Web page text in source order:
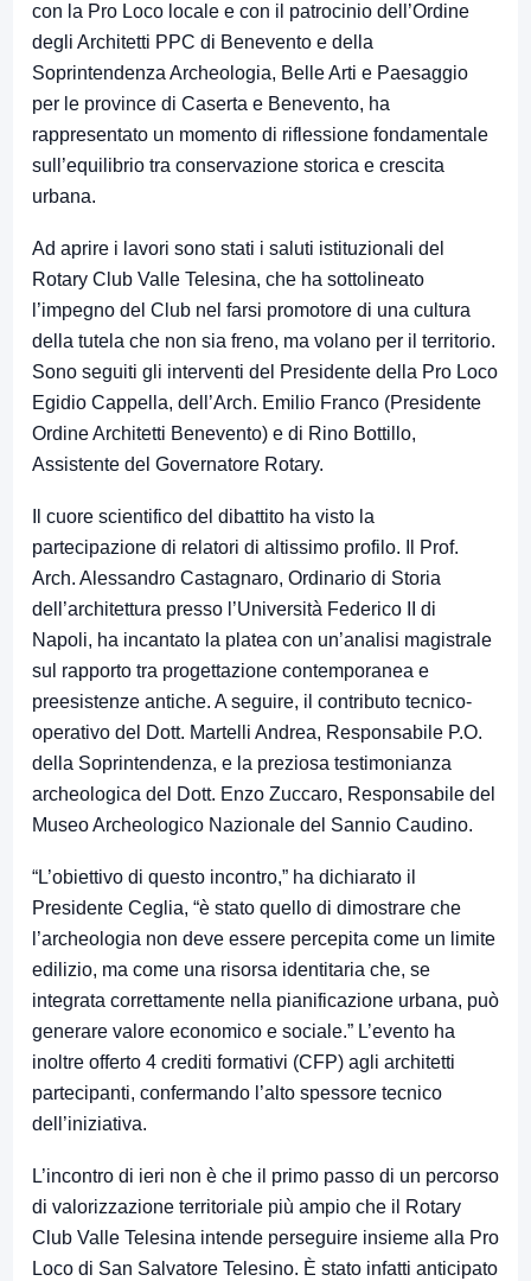
con la Pro Loco locale e con il patrocinio dell’Ordine
degli Architetti PPC di Benevento e della
Soprintendenza Archeologia, Belle Arti e Paesaggio
per le province di Caserta e Benevento, ha
rappresentato un momento di riflessione fondamentale
sull’equilibrio tra conservazione storica e crescita
urbana.
Ad aprire i lavori sono stati i saluti istituzionali del
Rotary Club Valle Telesina, che ha sottolineato
l’impegno del Club nel farsi promotore di una cultura
della tutela che non sia freno, ma volano per il territorio.
Sono seguiti gli interventi del Presidente della Pro Loco
Egidio Cappella, dell’Arch. Emilio Franco (Presidente
Ordine Architetti Benevento) e di Rino Bottillo,
Assistente del Governatore Rotary.
Il cuore scientifico del dibattito ha visto la
partecipazione di relatori di altissimo profilo. Il Prof.
Arch. Alessandro Castagnaro, Ordinario di Storia
dell’architettura presso l’Università Federico II di
Napoli, ha incantato la platea con un’analisi magistrale
sul rapporto tra progettazione contemporanea e
preesistenze antiche. A seguire, il contributo tecnico-
operativo del Dott. Martelli Andrea, Responsabile P.O.
della Soprintendenza, e la preziosa testimonianza
archeologica del Dott. Enzo Zuccaro, Responsabile del
Museo Archeologico Nazionale del Sannio Caudino.
“L’obiettivo di questo incontro,” ha dichiarato il
Presidente Ceglia, “è stato quello di dimostrare che
l’archeologia non deve essere percepita come un limite
edilizio, ma come una risorsa identitaria che, se
integrata correttamente nella pianificazione urbana, può
generare valore economico e sociale.” L’evento ha
inoltre offerto 4 crediti formativi (CFP) agli architetti
partecipanti, confermando l’alto spessore tecnico
dell’iniziativa.
L’incontro di ieri non è che il primo passo di un percorso
di valorizzazione territoriale più ampio che il Rotary
Club Valle Telesina intende perseguire insieme alla Pro
Loco di San Salvatore Telesino. È stato infatti anticipato